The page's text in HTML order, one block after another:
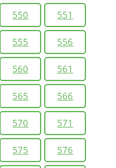
550 551
555 556
560 561
565 566
570 571
575 576